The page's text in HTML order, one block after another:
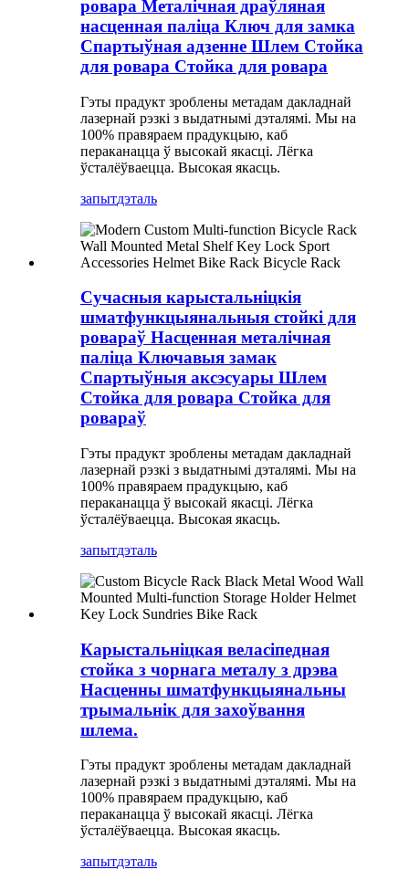
ровара Металічная драўляная
насценная паліца Ключ для замка
Спартыўная адзенне Шлем Стойка
для ровара Стойка для ровара
Гэты прадукт зроблены метадам дакладнай
лазернай рэзкі з выдатнымі дэталямі. Мы на
100% правяраем прадукцыю, каб
пераканацца ў высокай якасці. Лёгка
ўсталёўваецца. Высокая якасць.
запытдэталь
Сучасныя карыстальніцкія
шматфункцыянальныя стойкі для
ровараў Насценная металічная
паліца Ключавыя замак
Спартыўныя аксэсуары Шлем
Стойка для ровара Стойка для
ровараў
Гэты прадукт зроблены метадам дакладнай
лазернай рэзкі з выдатнымі дэталямі. Мы на
100% правяраем прадукцыю, каб
пераканацца ў высокай якасці. Лёгка
ўсталёўваецца. Высокая якасць.
запытдэталь
Карыстальніцкая веласіпедная
стойка з чорнага металу з дрэва
Насценны шматфункцыянальны
трымальнік для захоўвання
шлема.
Гэты прадукт зроблены метадам дакладнай
лазернай рэзкі з выдатнымі дэталямі. Мы на
100% правяраем прадукцыю, каб
пераканацца ў высокай якасці. Лёгка
ўсталёўваецца. Высокая якасць.
запытдэталь